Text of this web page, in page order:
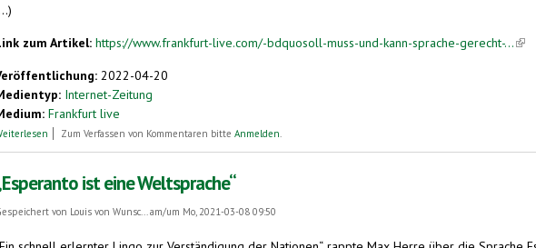
zum Artikel: https://www.frankfurt-live.com/-bdquosoll-muss-und-kann-sprache-gerecht-...
2022-04-20
Internet-Zeitung
Frankfurt live
über „Soll, muss und kann Sprache gerecht sein?“
Zum Verfassen von Kommentaren bitte Anmelden.
ist eine Weltsprache“
von Louis von Wunsc...am/um Mo, 2021-03-08 09:50